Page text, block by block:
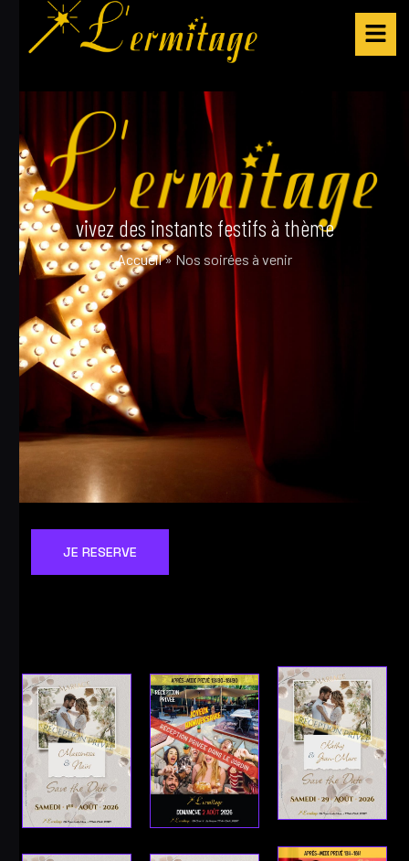
vivez des instants festifs à thème
Accueil»Nos soirées à venir
JE RESERVE